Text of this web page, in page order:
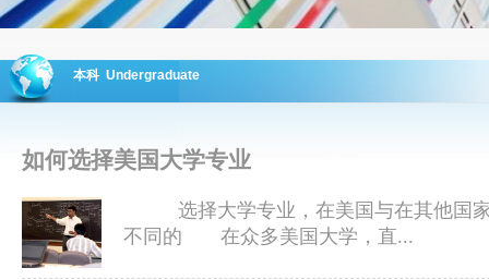
本科 Undergraduate
如何选择美国大学专业
选择大学专业，在美国与在其他国
不同的 在众多美国大学，直...